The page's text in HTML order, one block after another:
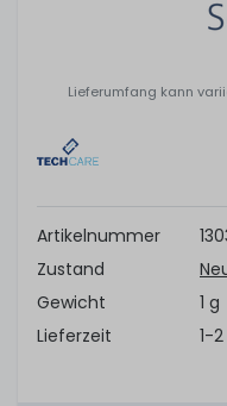
Lieferumfang kann
Artikelnummer
Zustand
Gewicht
1 g
Lieferzeit
1-